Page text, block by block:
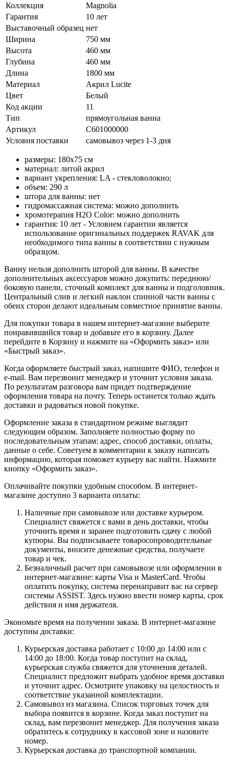
Коллекция
Magnolia
Гарантия
10 лет
Выставочный образец нет
Ширина
750 мм
Высота
460 мм
Глубина
460 мм
Длина
1800 мм
Материал
Акрил Lucite
Цвет
Белый
Код акции
11
Тип
прямоугольная ванна
Артикул
C601000000
Условия поставки
самовывоз через 1-3 дня
размеры: 180x75 см
материал: литой акрил
вариант укрепления: LA - стекловолокно;
объем: 290 л
штора для ванны: нет
гидромассажная система: можно дополнить
хромотерапия H2O Color: можно дополнить
гарантия: 10 лет - Условием гарантии является
использование оригинальных поддержек RAVAK для
необходимого типа ванны в соответствии с нужным
образцом.
Ванну нельзя дополнить шторой для ванны. В качестве
дополнительных аксессуаров можно докупить: переднюю/
боковую панели, сточный комплект для ванны и подголовник.
Центральный слив и легкий наклон спинной части ванны с
обеих сторон делают идеальным совместное принятие ванны.
Для покупки товара в нашем интернет-магазине выберите
понравившийся товар и добавьте его в корзину. Далее
перейдите в Корзину и нажмите на «Оформить заказ» или
«Быстрый заказ».
Когда оформляете быстрый заказ, напишите ФИО, телефон и
e-mail. Вам перезвонит менеджер и уточнит условия заказа.
По результатам разговора вам придет подтверждение
оформления товара на почту. Теперь останется только ждать
доставки и радоваться новой покупке.
Оформление заказа в стандартном режиме выглядит
следующим образом. Заполняете полностью форму по
последовательным этапам: адрес, способ доставки, оплаты,
данные о себе. Советуем в комментарии к заказу написать
информацию, которая поможет курьеру вас найти. Нажмите
кнопку «Оформить заказ».
Оплачивайте покупки удобным способом. В интернет-
магазине доступно 3 варианта оплаты:
Наличные при самовывозе или доставке курьером.
Специалист свяжется с вами в день доставки, чтобы
уточнить время и заранее подготовить сдачу с любой
купюры. Вы подписываете товаросопроводительные
документы, вносите денежные средства, получаете
товар и чек.
Безналичный расчет при самовывозе или оформлении в
интернет-магазине: карты Visa и MasterCard. Чтобы
оплатить покупку, система перенаправит вас на сервер
системы ASSIST. Здесь нужно ввести номер карты, срок
действия и имя держателя.
Экономьте время на получении заказа. В интернет-магазине
доступны доставки:
Курьерская доставка работает с 10:00 до 14:00 или с
14:00 до 18:00. Когда товар поступит на склад,
курьерская служба свяжется для уточнения деталей.
Специалист предложит выбрать удобное время доставки
и уточнит адрес. Осмотрите упаковку на целостность и
соответствие указанной комплектации.
Самовывоз из магазина. Список торговых точек для
выбора появится в корзине. Когда заказ поступит на
склад, вам перезвонит менеджер. Для получения заказа
обратитесь к сотруднику в кассовой зоне и назовите
номер.
Курьерская доставка до транспортной компании.